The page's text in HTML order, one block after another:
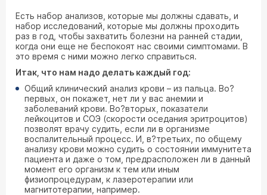
Есть набор анализов, которые мы должны сдавать, и
набор исследований, которые мы должны проходить
раз в год, чтобы захватить болезни на ранней стадии,
когда они еще не беспокоят нас своими симптомами. В
это время с ними можно легко справиться.
Итак, что нам надо делать каждый год:
Общий клинический анализ крови – из пальца. Во?
первых, он покажет, нет ли у вас анемии и
заболеваний крови. Во?вторых, показатели
лейкоцитов и СОЭ (скорости оседания эритроцитов)
позволят врачу судить, если ли в организме
воспалительный процесс. И, в?третьих, по общему
анализу крови можно судить о состоянии иммунитета
пациента и даже о том, предрасположен ли в данный
момент его организм к тем или иным
физиопроцедурам, к лазеротерапии или
магнитотерапии, например.